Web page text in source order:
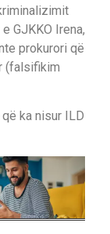
GJKKO Irena,
prokurori që
(falsifikim
ka nisur ILD